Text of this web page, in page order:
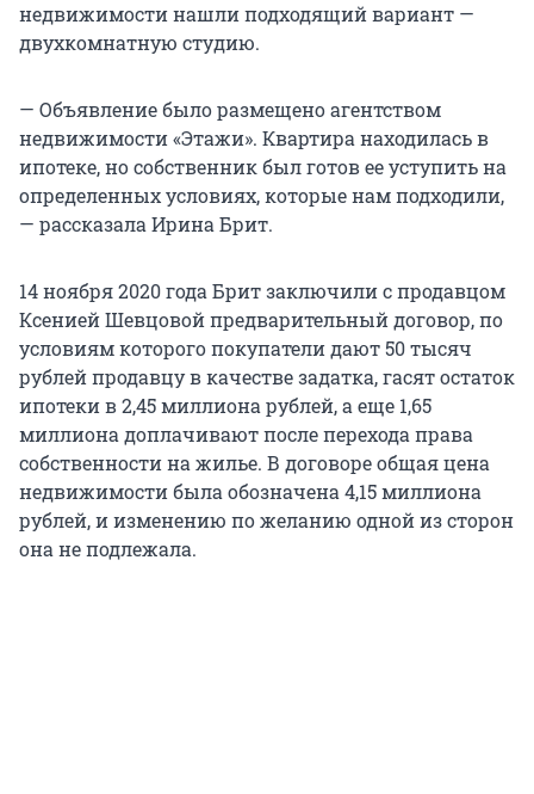
недвижимости нашли подходящий вариант —
двухкомнатную студию.
— Объявление было размещено агентством
недвижимости «Этажи». Квартира находилась в
ипотеке, но собственник был готов ее уступить на
определенных условиях, которые нам подходили,
— рассказала Ирина Брит.
14 ноября 2020 года Брит заключили с продавцом
Ксенией Шевцовой предварительный договор, по
условиям которого покупатели дают 50 тысяч
рублей продавцу в качестве задатка, гасят остаток
ипотеки в 2,45 миллиона рублей, а еще 1,65
миллиона доплачивают после перехода права
собственности на жилье. В договоре общая цена
недвижимости была обозначена 4,15 миллиона
рублей, и изменению по желанию одной из сторон
она не подлежала.